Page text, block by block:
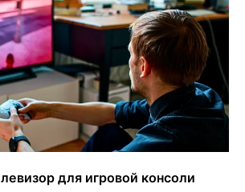
для игровой консоли